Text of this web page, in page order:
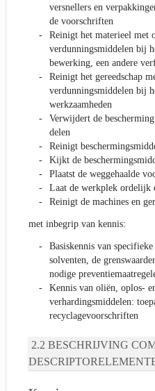
versnellers en
de voorschriften
Reinigt het materieel met
verdunningsmiddelen bij
bewerking, een andere
Reinigt het gereedschap
verdunningsmiddelen bij
werkzaamheden
Verwijdert de
delen
Reinigt
Kijkt de
Plaatst de weggehaalde
Laat de werkplek ordelijk
Reinigt de machines en
met inbegrip van kennis:
Basiskennis van
solventen, de
nodige
Kennis van oliën, oplos-
verhardingsmiddelen:
recyclagevoorschriften
BESCHRIJVING